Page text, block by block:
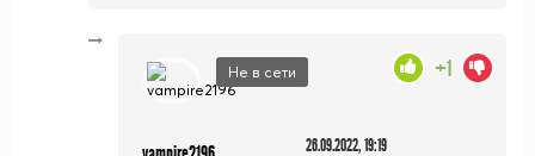
Не в сети
26.09.2022, 19:19
+1